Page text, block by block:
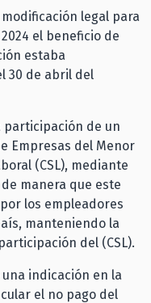
legal para
el beneficio de
estaba
30 de abril del
participación de un
Empresas del Menor
(CSL), mediante
manera que este
los empleadores
manteniendo la
del (CSL).
indicación en la
el no pago del